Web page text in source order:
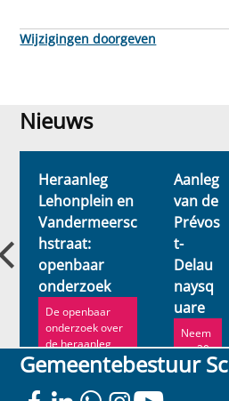
Wijzigingen doorgeven
Nieuws
Nieuws
Heraanleg
Lehonplein en
Vandermeersc
hstraat:
openbaar
onderzoek
De openbaar
onderzoek over
de heraanleg
van het
Lehonplein en de
Vande...
Aanleg
van de
Prévos
t-
Delau
naysq
uare
Neem
tot 20
maart
Gemeentebestuur